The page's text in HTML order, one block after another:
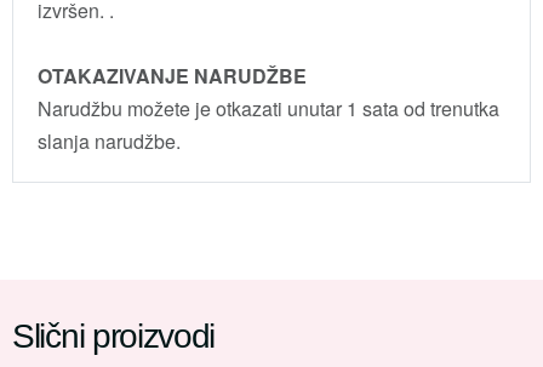
izvršen. .
OTAKAZIVANJE NARUDŽBE
Narudžbu možete je otkazati unutar 1 sata od trenutka
slanja narudžbe.
Slični proizvodi